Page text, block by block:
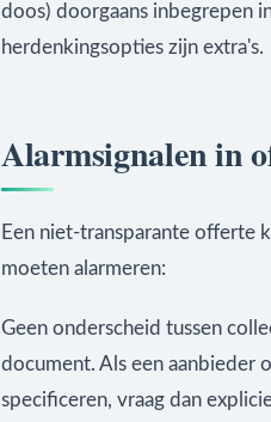
doos) doorgaans inbegrepen
herdenkingsopties zijn extra's.
Alarmsignalen in
Een niet-transparante offerte
moeten alarmeren:
Geen onderscheid tussen
document. Als een aanbieder
specificeren, vraag dan